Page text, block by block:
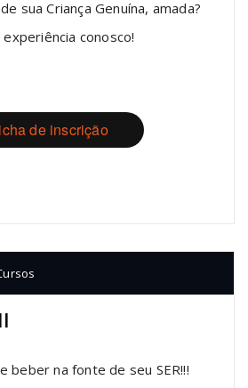
sua Criança Genuína, amada?
conosco!
de inscrição
beber na fonte de seu SER!!!